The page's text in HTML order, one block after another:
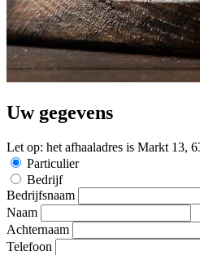
Uw gegevens
Let op: het afhaaladres is Markt 13,
Particulier
Bedrijf
Bedrijfsnaam
Naam
Achternaam
Telefoon